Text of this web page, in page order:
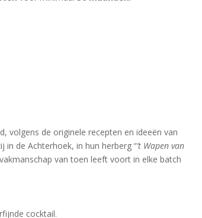
volgens de originele recepten en ideeën van
in de Achterhoek, in hun herberg “’t Wapen van
van toen leeft voort in elke batch
cocktail.